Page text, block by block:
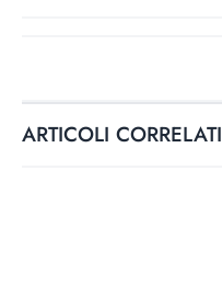
ARTICOLI CORRELATI